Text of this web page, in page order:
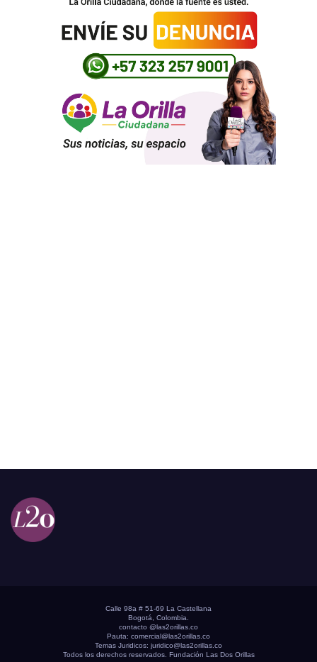
Calle 98a # 51-69 La Castellana
Bogotá, Colombia.
contacto @las2orillas.co
Pauta: comercial@las2orillas.co
Temas Juridicos: juridico@las2orillas.co
Todos los derechos reservados. Fundación Las Dos Orillas